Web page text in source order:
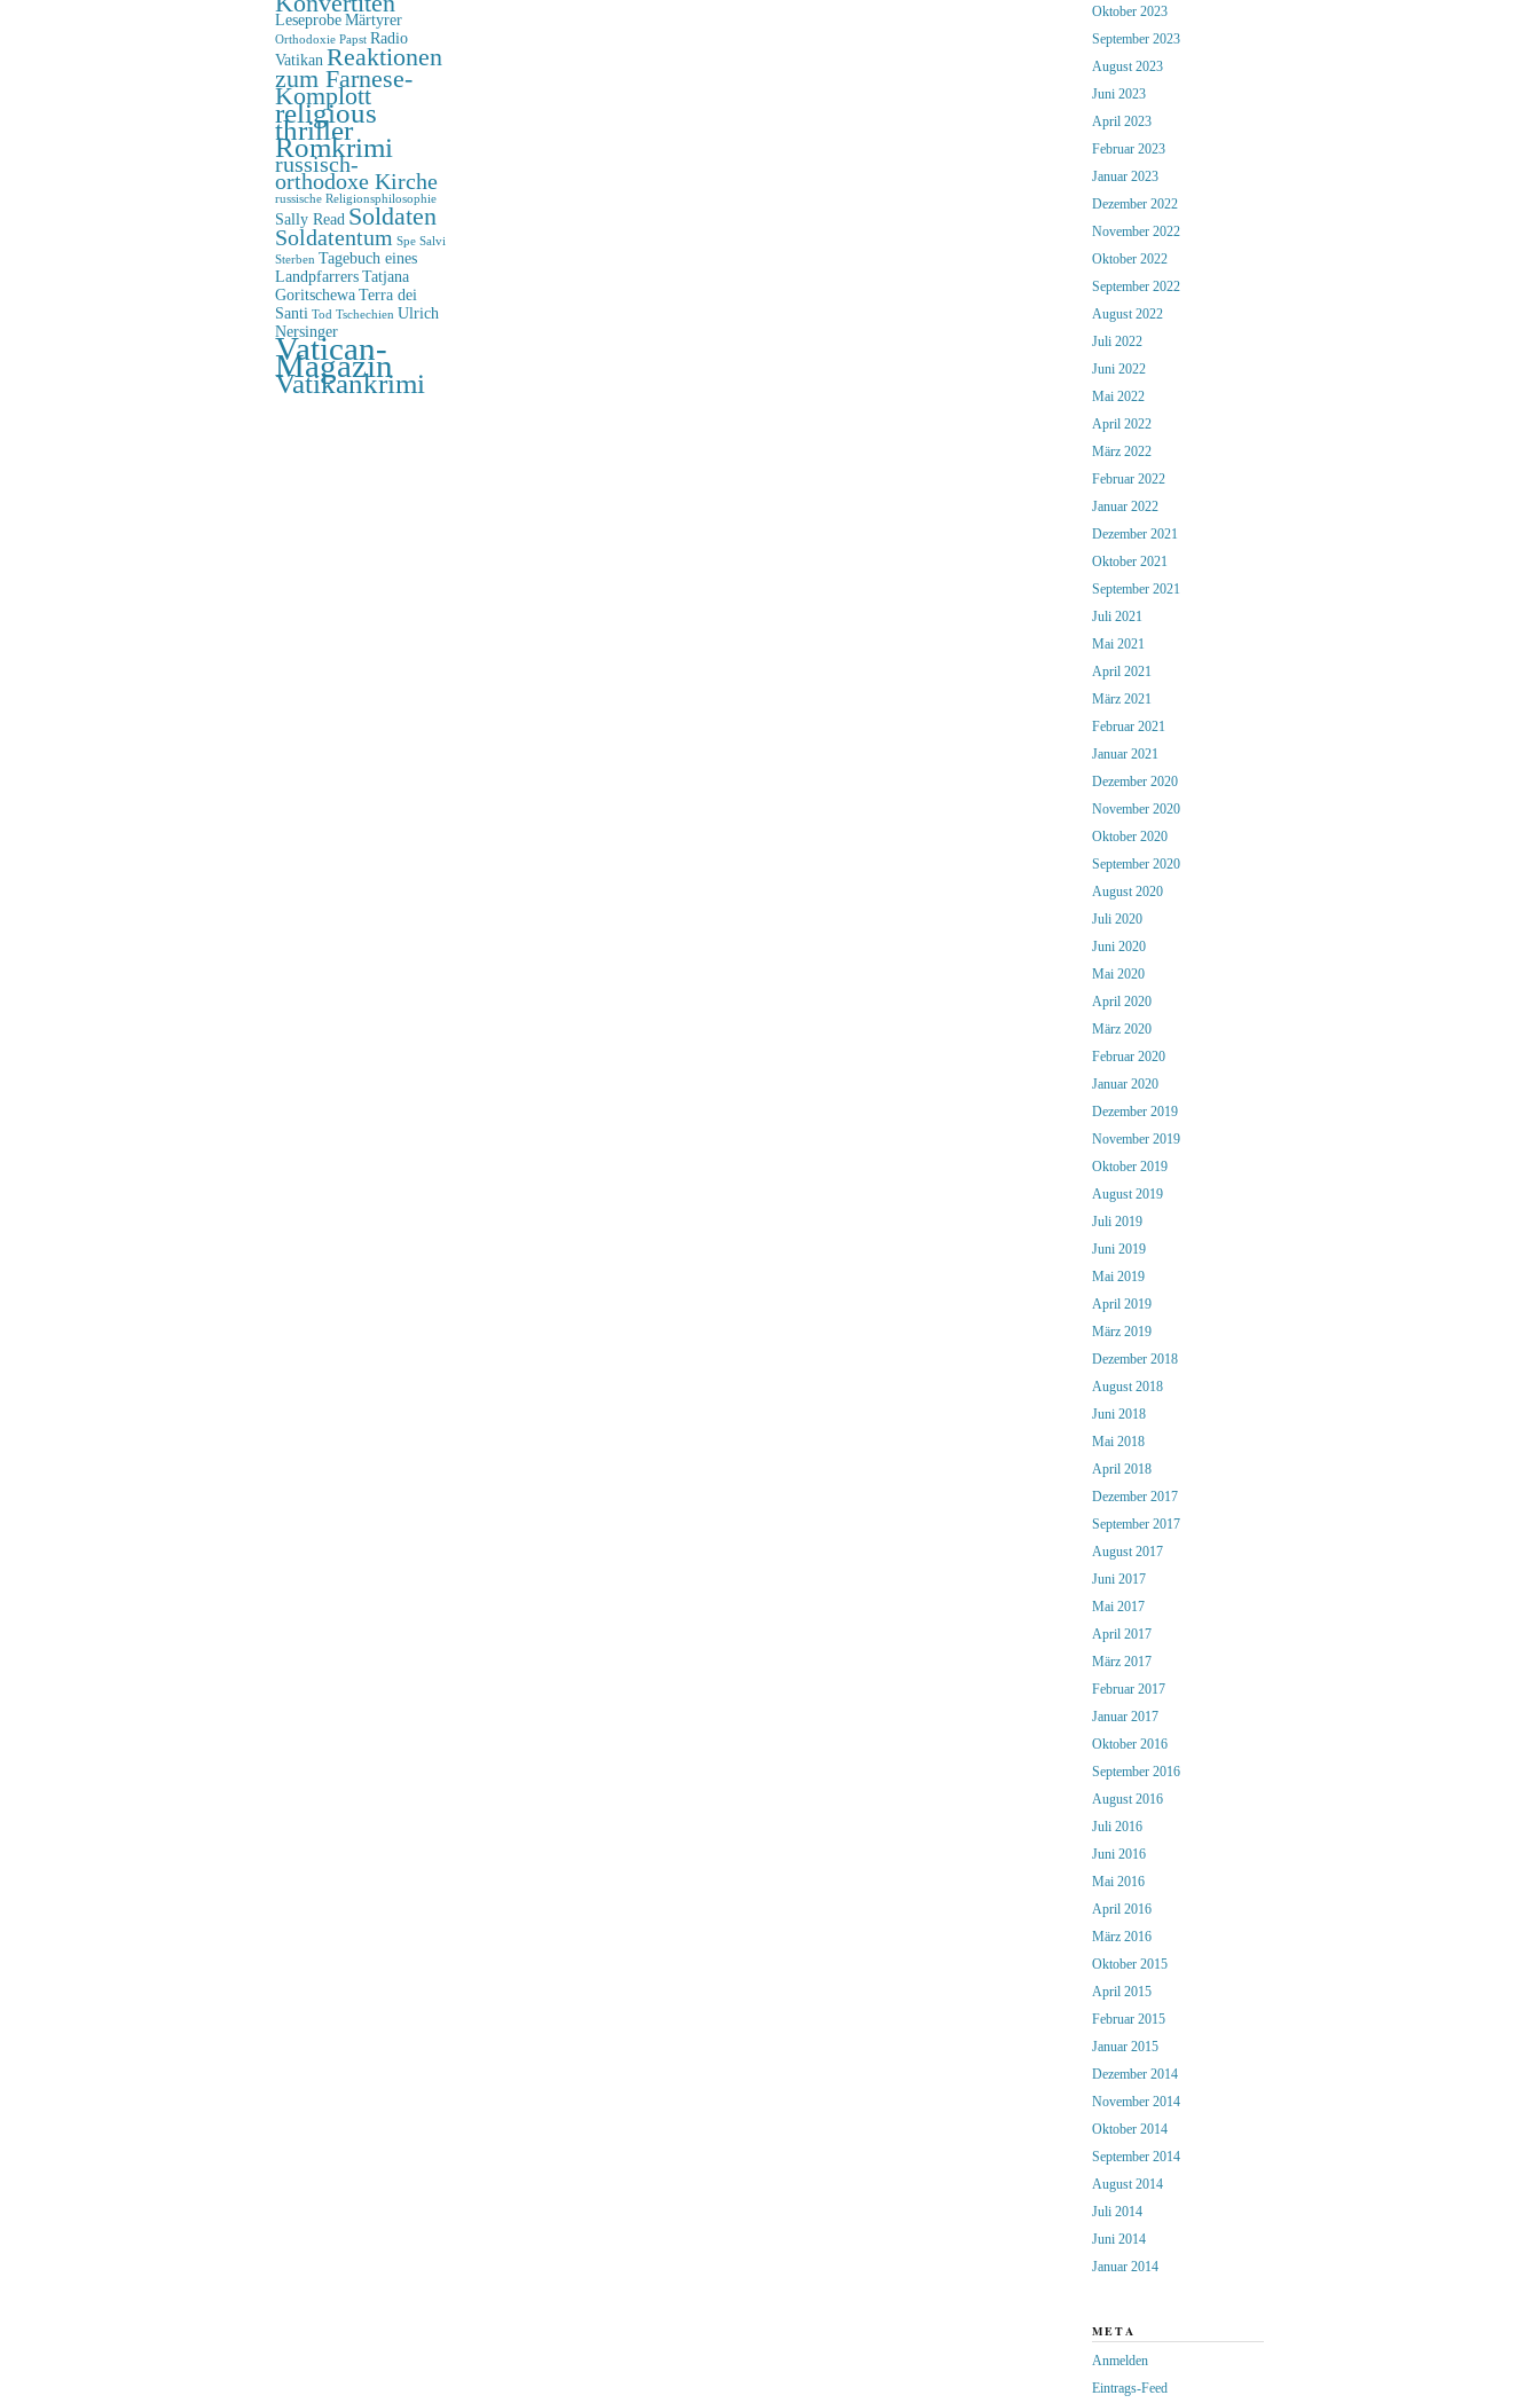
Leseprobe Märtyrer
Orthodoxie Papst Radio
Vatikan Reaktionen
zum Farnese-
Komplott
religious
thriller
Romkrimi
russisch-
orthodoxe Kirche
russische Religionsphilosophie
Sally Read Soldaten
Soldatentum Spe Salvi
Sterben Tagebuch eines
Landpfarrers Tatjana
Goritschewa Terra dei
Santi Tod Tschechien Ulrich
Nersinger
Vatican-
Magazin
Vatikankrimi
Oktober 2023
September 2023
August 2023
Juni 2023
April 2023
Februar 2023
Januar 2023
Dezember 2022
November 2022
Oktober 2022
September 2022
August 2022
Juli 2022
Juni 2022
Mai 2022
April 2022
März 2022
Februar 2022
Januar 2022
Dezember 2021
Oktober 2021
September 2021
Juli 2021
Mai 2021
April 2021
März 2021
Februar 2021
Januar 2021
Dezember 2020
November 2020
Oktober 2020
September 2020
August 2020
Juli 2020
Juni 2020
Mai 2020
April 2020
März 2020
Februar 2020
Januar 2020
Dezember 2019
November 2019
Oktober 2019
August 2019
Juli 2019
Juni 2019
Mai 2019
April 2019
März 2019
Dezember 2018
August 2018
Juni 2018
Mai 2018
April 2018
Dezember 2017
September 2017
August 2017
Juni 2017
Mai 2017
April 2017
März 2017
Februar 2017
Januar 2017
Oktober 2016
September 2016
August 2016
Juli 2016
Juni 2016
Mai 2016
April 2016
März 2016
Oktober 2015
April 2015
Februar 2015
Januar 2015
Dezember 2014
November 2014
Oktober 2014
September 2014
August 2014
Juli 2014
Juni 2014
Januar 2014
META
Anmelden
Eintrags-Feed